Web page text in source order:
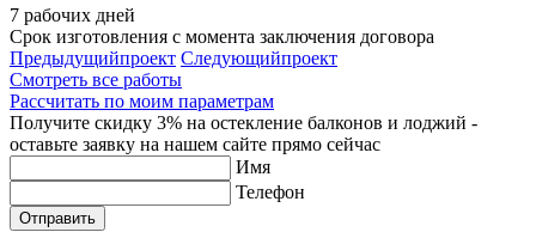
7 рабочих дней
Срок изготовления с момента заключения договора
Предыдущийпроект Следующийпроект
Смотреть все работы
Рассчитать по моим параметрам
Получите скидку 3% на остекление балконов и лоджий -
оставьте заявку на нашем сайте прямо сейчас
Имя
Телефон
Отправить